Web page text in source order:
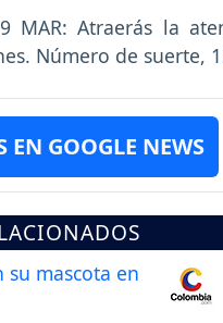
MAR: Atraerás la
Número de suerte,
EN GOOGLE NEWS